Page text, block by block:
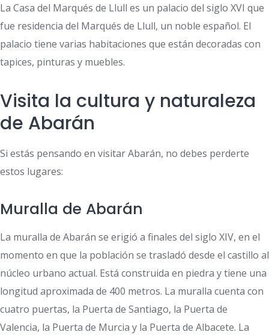
La Casa del Marqués de Llull es un palacio del siglo XVI que
fue residencia del Marqués de Llull, un noble español. El
palacio tiene varias habitaciones que están decoradas con
tapices, pinturas y muebles.
Visita la cultura y naturaleza
de Abarán
Si estás pensando en visitar Abarán, no debes perderte
estos lugares:
Muralla de Abarán
La muralla de Abarán se erigió a finales del siglo XIV, en el
momento en que la población se trasladó desde el castillo al
núcleo urbano actual. Está construida en piedra y tiene una
longitud aproximada de 400 metros. La muralla cuenta con
cuatro puertas, la Puerta de Santiago, la Puerta de
Valencia, la Puerta de Murcia y la Puerta de Albacete. La